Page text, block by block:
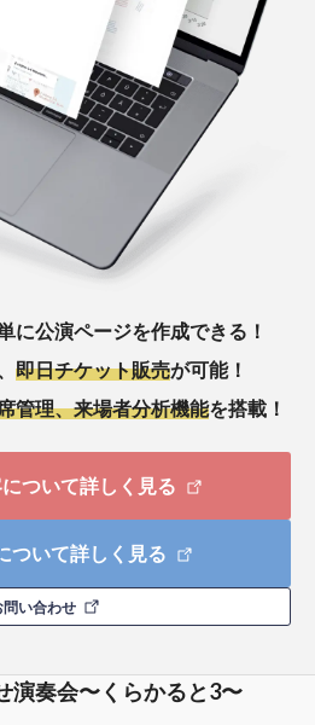
に公演ページを作成できる！
即日チケット販売が可能！
管理、来場者分析機能を搭載！
ついて詳しく見る
ついて詳しく見る
問い合わせ
演奏会〜くらかると3〜